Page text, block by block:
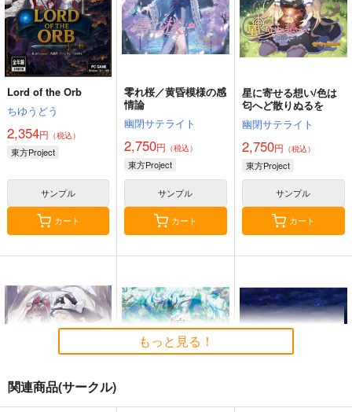
Lord of the Orb
ちゆうどう
2,354円 （税込）
東方Project
サンプル
カート
零れ桜／黄昏模様の感
情論
幽閉サテライト
2,750円 （税込）
東方Project
サンプル
カート
星に寄せる想い/色は
匂へど散りぬるを
幽閉サテライト
2,750円 （税込）
東方Project
サンプル
カート
もっと見る！
関連商品(サークル)